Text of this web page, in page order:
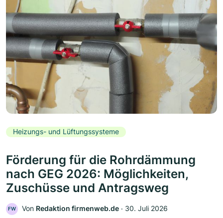
Heizungs- und Lüftungssysteme
Förderung für die Rohrdämmung
nach GEG 2026: Möglichkeiten,
Zuschüsse und Antragsweg
FW Von Redaktion firmenweb.de ‧ 30. Juli 2026